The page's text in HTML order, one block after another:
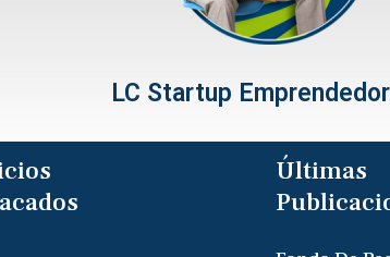
LC Startup
Últimas